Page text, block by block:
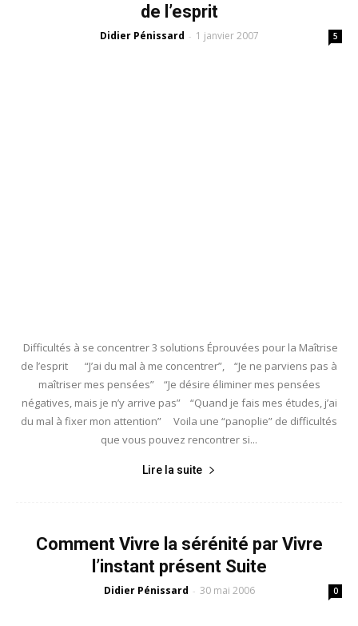
de l’esprit
Didier Pénissard - 1 janvier 2007 5
Difficultés à se concentrer 3 solutions Éprouvées pour la Maîtrise
de l’esprit “J’ai du mal à me concentrer”, “Je ne parviens pas à
maîtriser mes pensées” “Je désire éliminer mes pensées
négatives, mais je n’y arrive pas” “Quand je fais mes études, j’ai
du mal à fixer mon attention” Voila une “panoplie” de difficultés
que vous pouvez rencontrer si...
Lire la suite
Comment Vivre la sérénité par Vivre
l’instant présent Suite
Didier Pénissard - 30 mai 2006 0